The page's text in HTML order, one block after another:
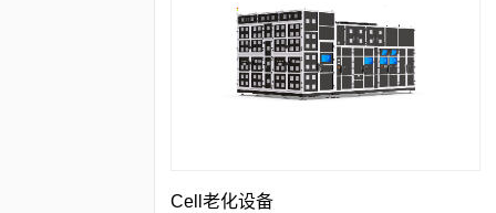
Cell老化设备